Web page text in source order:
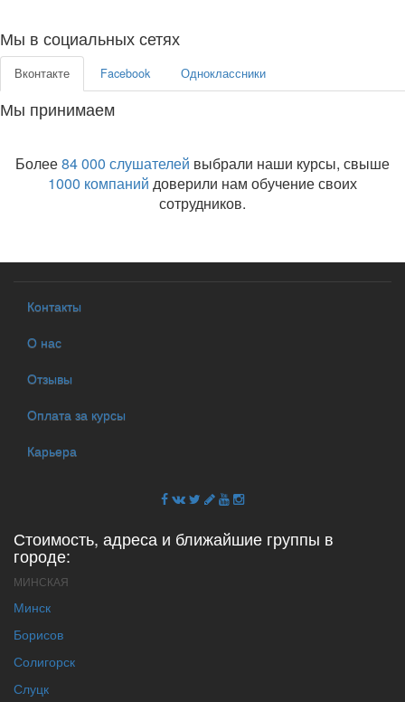
Мы в социальных сетях
Вконтакте Facebook Одноклассники
Мы принимаем
Более84 000 слушателей выбрали наши курсы, свыше
1000 компаний доверили нам обучение своих
сотрудников.
Контакты
О нас
Отзывы
Оплата за курсы
Карьера
Стоимость, адреса и ближайшие группы в
городе:
МИНСКАЯ
Минск
Борисов
Солигорск
Слуцк